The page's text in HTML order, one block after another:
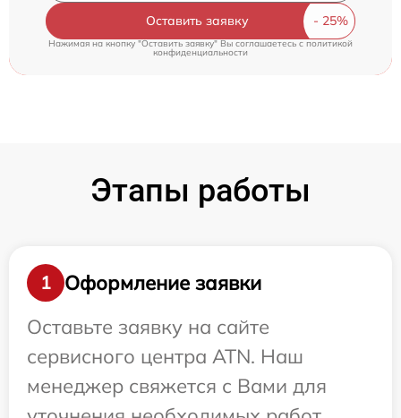
Оставить заявку
Нажимая на кнопку "Оставить заявку" Вы соглашаетесь cполитикой
конфиденциальности
Этапы работы
1
Оформление заявки
Оставьте заявку на сайте
сервисного центра ATN. Наш
менеджер свяжется с Вами для